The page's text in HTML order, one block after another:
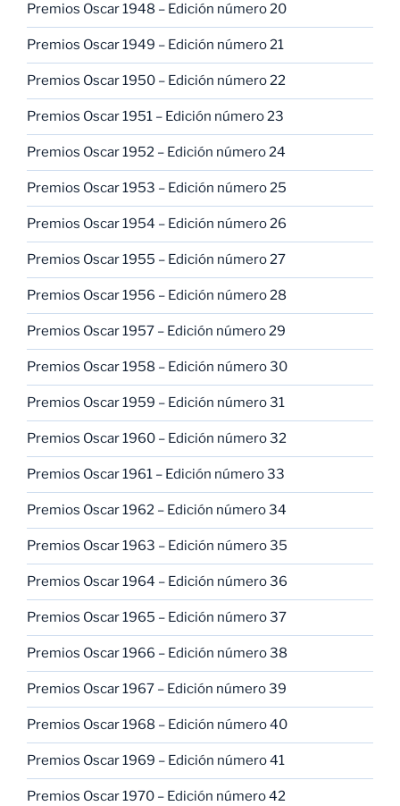
Premios Oscar 1948 – Edición número 20
Premios Oscar 1949 – Edición número 21
Premios Oscar 1950 – Edición número 22
Premios Oscar 1951 – Edición número 23
Premios Oscar 1952 – Edición número 24
Premios Oscar 1953 – Edición número 25
Premios Oscar 1954 – Edición número 26
Premios Oscar 1955 – Edición número 27
Premios Oscar 1956 – Edición número 28
Premios Oscar 1957 – Edición número 29
Premios Oscar 1958 – Edición número 30
Premios Oscar 1959 – Edición número 31
Premios Oscar 1960 – Edición número 32
Premios Oscar 1961 – Edición número 33
Premios Oscar 1962 – Edición número 34
Premios Oscar 1963 – Edición número 35
Premios Oscar 1964 – Edición número 36
Premios Oscar 1965 – Edición número 37
Premios Oscar 1966 – Edición número 38
Premios Oscar 1967 – Edición número 39
Premios Oscar 1968 – Edición número 40
Premios Oscar 1969 – Edición número 41
Premios Oscar 1970 – Edición número 42